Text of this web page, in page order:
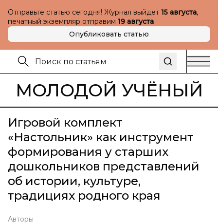
Отправьте статью сегодня! Журнал выйдет 15 августа,
печатный экземпляр отправим 19 августа
Опубликовать статью
МОЛОДОЙ УЧЁНЫЙ
Игровой комплект
«Настольник» как инструмент
формирования у старших
дошкольников представлений
об истории, культуре,
традициях родного края
Авторы